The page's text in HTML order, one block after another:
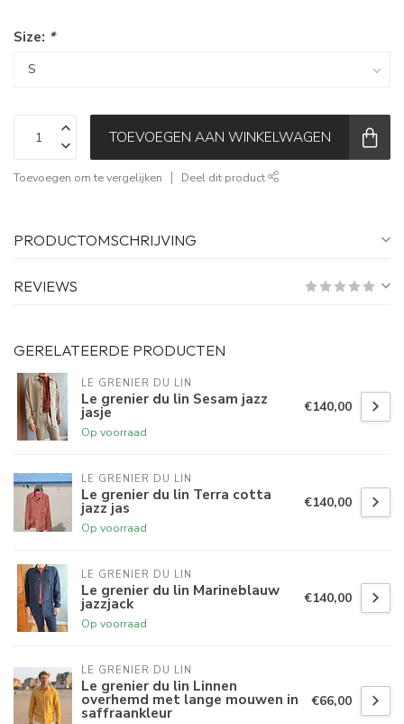
Size: *
TOEVOEGEN AAN WINKELWAGEN
Toevoegen om te vergelijken Deel dit product
PRODUCTOMSCHRIJVING
REVIEWS
GERELATEERDE PRODUCTEN
LE GRENIER DU LIN
Le grenier du lin Sesam jazz
jasje
Op voorraad
€140,00
LE GRENIER DU LIN
Le grenier du lin Terra cotta
jazz jas
Op voorraad
€140,00
LE GRENIER DU LIN
Le grenier du lin Marineblauw
jazzjack
Op voorraad
€140,00
LE GRENIER DU LIN
Le grenier du lin Linnen
overhemd met lange mouwen in
saffraankleur
€66,00